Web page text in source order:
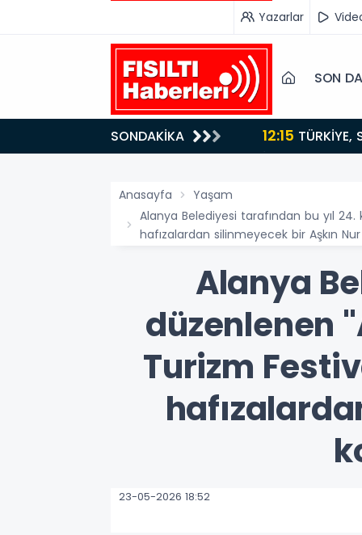
Yazarlar
SON
SONDAKİKA 12:15
İMZALANDI!
Anasayfa
Yaşam
Alanya Belediyesi tarafından bu yıl
hafızalardan silinmeyecek bir Aşkın Nur
Alanya
düzenlenen
Turizm
23-05-2026 18:52